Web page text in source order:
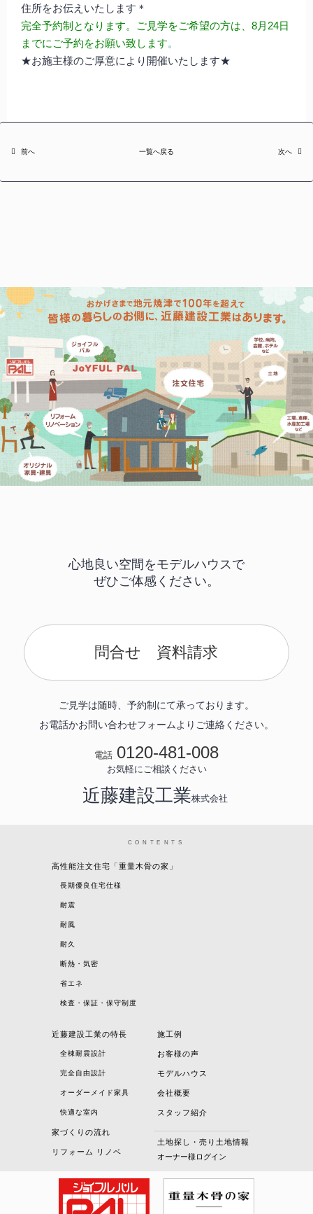
住所をお伝えいたします＊
完全予約制となります。ご見学をご希望の方は、8月24日
までにご予約をお願い致します。
★お施主様のご厚意により開催いたします★
前へ 一覧へ戻る 次へ
心地良い空間をモデルハウスで
ぜひご体感ください。
問合せ 資料請求
ご見学は随時、予約制にて承っております。
お電話かお問い合わせフォームよりご連絡ください。
電話 0120-481-008
お気軽にご相談ください
近藤建設工業株式会社
CONTENTS
高性能注文住宅「重量木骨の家」
長期優良住宅仕様
耐震
耐風
耐久
断熱・気密
省エネ
検査・保証・保守制度
近藤建設工業の特長
全棟耐震設計
完全自由設計
オーダーメイド家具
快適な室内
家づくりの流れ
リフォーム リノベ
施工例
お客様の声
モデルハウス
会社概要
スタッフ紹介
土地探し・売り土地情報
オーナー様ログイン